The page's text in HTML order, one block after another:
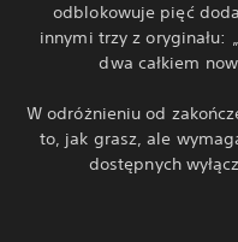
odblokowuje pięć
innymi trzy z oryginału:
dwa całkiem
W odróżnieniu od
to, jak grasz, ale
dostępnych